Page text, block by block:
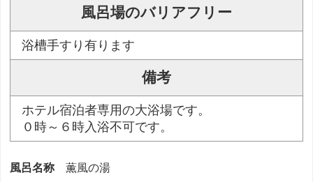
風呂場のバリアフリー
浴槽手すり有ります
備考
ホテル宿泊者専用の大浴場です。
０時～６時入浴不可です。
風呂名称 薫風の湯